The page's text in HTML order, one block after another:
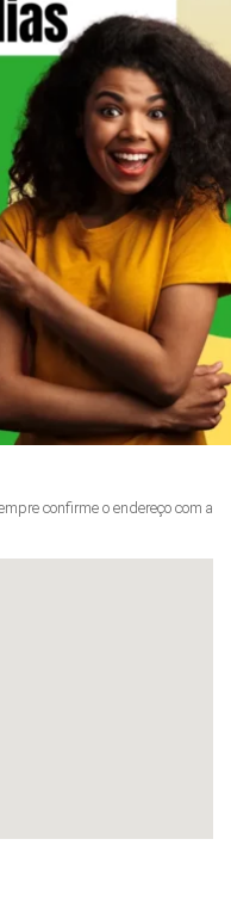
confirme o endereço com a